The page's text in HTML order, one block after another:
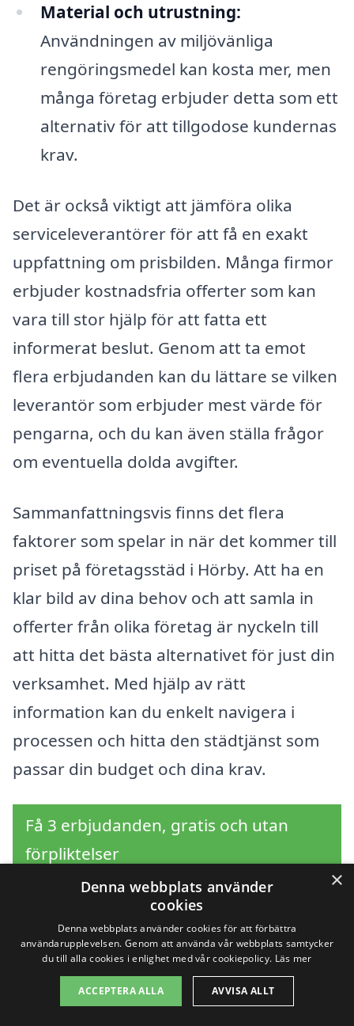
Material och utrustning:
Användningen av miljövänliga
rengöringsmedel kan kosta mer, men
många företag erbjuder detta som ett
alternativ för att tillgodose kundernas
krav.
Det är också viktigt att jämföra olika
serviceleverantörer för att få en exakt
uppfattning om prisbilden. Många firmor
erbjuder kostnadsfria offerter som kan
vara till stor hjälp för att fatta ett
informerat beslut. Genom att ta emot
flera erbjudanden kan du lättare se vilken
leverantör som erbjuder mest värde för
pengarna, och du kan även ställa frågor
om eventuella dolda avgifter.
Sammanfattningsvis finns det flera
faktorer som spelar in när det kommer till
priset på företagsstäd i Hörby. Att ha en
klar bild av dina behov och att samla in
offerter från olika företag är nyckeln till
att hitta det bästa alternativet för just din
verksamhet. Med hjälp av rätt
information kan du enkelt navigera i
processen och hitta den städtjänst som
passar din budget och dina krav.
Få 3 erbjudanden, gratis och utan
förpliktelser
Sök efter en
professionell för
företagsstäd i andra
×
Denna webbplats använder
cookies
Denna webbplats använder cookies för att förbättra
användarupplevelsen. Genom att använda vår webbplats samtycker
du till alla cookies i enlighet med vår cookiepolicy. Läs mer
ACCEPTERA ALLA AVVISA ALLT